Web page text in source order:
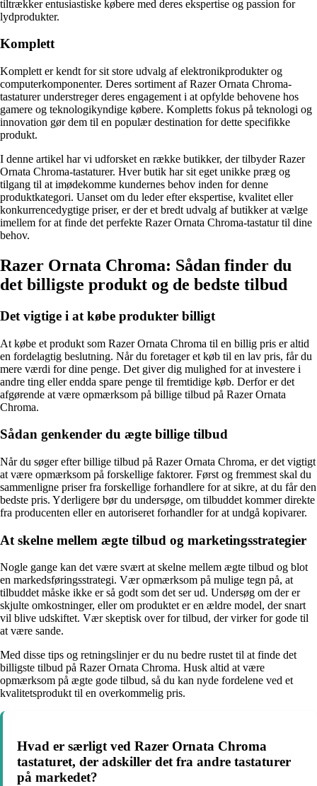
tiltrækker entusiastiske købere med deres ekspertise og passion for
lydprodukter.
Komplett
Komplett er kendt for sit store udvalg af elektronikprodukter og
computerkomponenter. Deres sortiment af Razer Ornata Chroma-
tastaturer understreger deres engagement i at opfylde behovene hos
gamere og teknologikyndige købere. Kompletts fokus på teknologi og
innovation gør dem til en populær destination for dette specifikke
produkt.
I denne artikel har vi udforsket en række butikker, der tilbyder Razer
Ornata Chroma-tastaturer. Hver butik har sit eget unikke præg og
tilgang til at imødekomme kundernes behov inden for denne
produktkategori. Uanset om du leder efter ekspertise, kvalitet eller
konkurrencedygtige priser, er der et bredt udvalg af butikker at vælge
imellem for at finde det perfekte Razer Ornata Chroma-tastatur til dine
behov.
Razer Ornata Chroma: Sådan finder du
det billigste produkt og de bedste tilbud
Det vigtige i at købe produkter billigt
At købe et produkt som Razer Ornata Chroma til en billig pris er altid
en fordelagtig beslutning. Når du foretager et køb til en lav pris, får du
mere værdi for dine penge. Det giver dig mulighed for at investere i
andre ting eller endda spare penge til fremtidige køb. Derfor er det
afgørende at være opmærksom på billige tilbud på Razer Ornata
Chroma.
Sådan genkender du ægte billige tilbud
Når du søger efter billige tilbud på Razer Ornata Chroma, er det vigtigt
at være opmærksom på forskellige faktorer. Først og fremmest skal du
sammenligne priser fra forskellige forhandlere for at sikre, at du får den
bedste pris. Yderligere bør du undersøge, om tilbuddet kommer direkte
fra producenten eller en autoriseret forhandler for at undgå kopivarer.
At skelne mellem ægte tilbud og marketingsstrategier
Nogle gange kan det være svært at skelne mellem ægte tilbud og blot
en markedsføringsstrategi. Vær opmærksom på mulige tegn på, at
tilbuddet måske ikke er så godt som det ser ud. Undersøg om der er
skjulte omkostninger, eller om produktet er en ældre model, der snart
vil blive udskiftet. Vær skeptisk over for tilbud, der virker for gode til
at være sande.
Med disse tips og retningslinjer er du nu bedre rustet til at finde det
billigste tilbud på Razer Ornata Chroma. Husk altid at være
opmærksom på ægte gode tilbud, så du kan nyde fordelene ved et
kvalitetsprodukt til en overkommelig pris.
Hvad er særligt ved Razer Ornata Chroma
tastaturet, der adskiller det fra andre tastaturer
på markedet?